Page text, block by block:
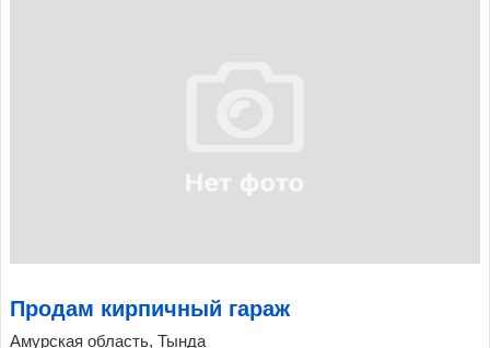
Продам кирпичный гараж
Амурская область, Тында